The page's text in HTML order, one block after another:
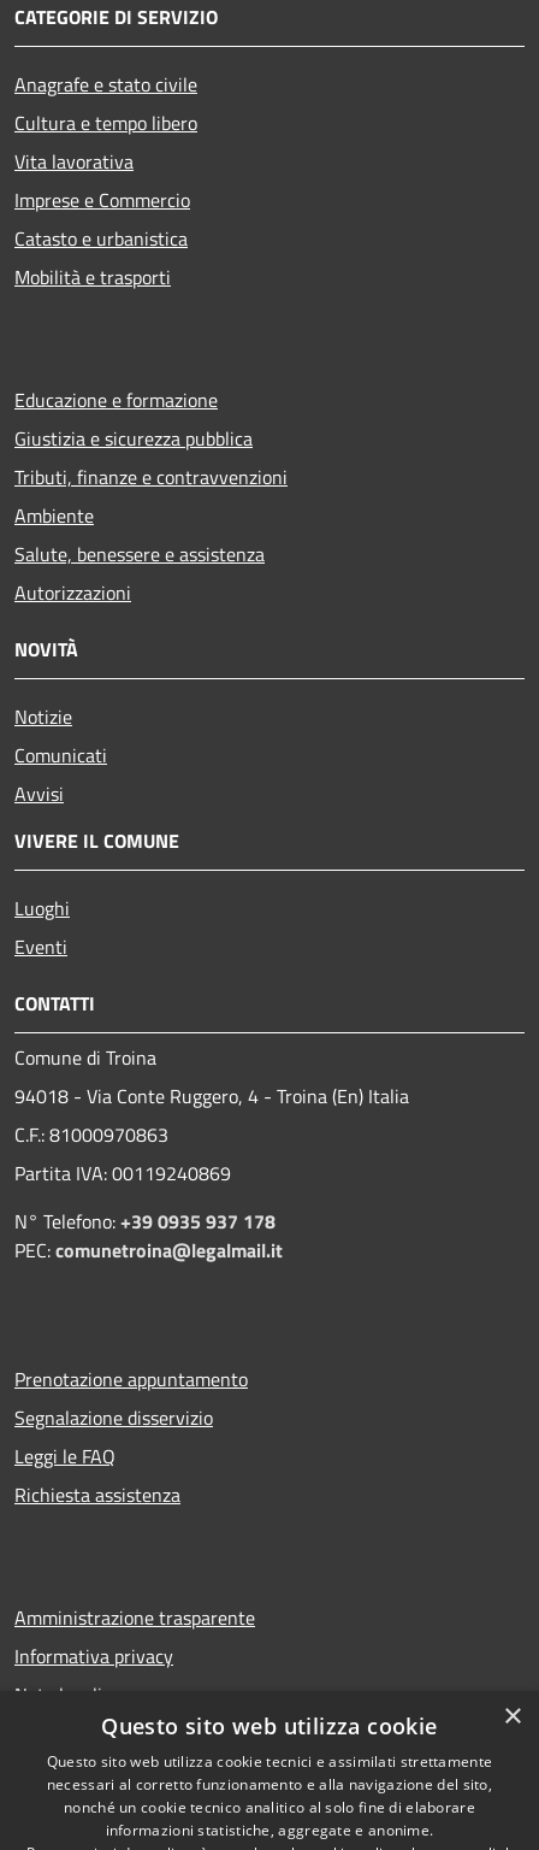
CATEGORIE DI SERVIZIO
Anagrafe e stato civile
Cultura e tempo libero
Vita lavorativa
Imprese e Commercio
Catasto e urbanistica
Mobilità e trasporti
Educazione e formazione
Giustizia e sicurezza pubblica
Tributi, finanze e contravvenzioni
Ambiente
Salute, benessere e assistenza
Autorizzazioni
NOVITÀ
Notizie
Comunicati
Avvisi
VIVERE IL COMUNE
Luoghi
Eventi
CONTATTI
Comune di Troina
94018 - Via Conte Ruggero, 4 - Troina (En) Italia
C.F.: 81000970863
Partita IVA: 00119240869
N° Telefono:+39 0935 937 178
PEC:comunetroina@legalmail.it
Prenotazione appuntamento
Segnalazione disservizio
Leggi le FAQ
Richiesta assistenza
Amministrazione trasparente
Informativa privacy
Note legali
Dichiarazione di accessibilità
RSS Copyright © 2026 • Comune di
×
Questo sito web utilizza cookie
Questo sito web utilizza cookie tecnici e assimilati strettamente
necessari al corretto funzionamento e alla navigazione del sito,
nonché un cookie tecnico analitico al solo fine di elaborare
informazioni statistiche, aggregate e anonime.